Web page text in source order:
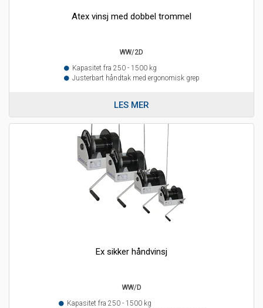
Atex vinsj med dobbel trommel
WW/2D
Kapasitet fra 250 - 1500 kg
Justerbart håndtak med ergonomisk grep
LES MER
Ex sikker håndvinsj
WW/D
Kapasitet fra 250 - 1500 kg